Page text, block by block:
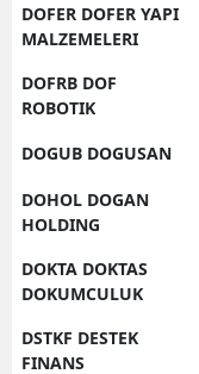
DOFER DOFER YAPI
MALZEMELERI
DOFRB DOF
ROBOTIK
DOGUB DOGUSAN
DOHOL DOGAN
HOLDING
DOKTA DOKTAS
DOKUMCULUK
DSTKF DESTEK
FINANS